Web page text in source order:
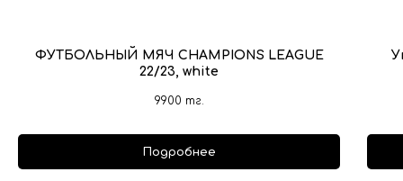
ФУТБОЛЬНЫЙ МЯЧ CHAMPIONS LEAGUE
22/23, white
9900 тг.
Подробнее